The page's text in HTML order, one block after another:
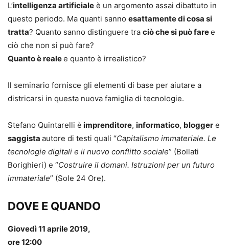
L’intelligenza artificiale è un argomento assai dibattuto in
questo periodo. Ma quanti sanno esattamente di cosa si
tratta? Quanto sanno distinguere tra ciò che si può faree
ciò che non si può fare?
Quanto è realee quanto è irrealistico?
Il seminario fornisce gli elementi di base per aiutare a
districarsi in questa nuova famiglia di tecnologie.
Stefano Quintarelli è imprenditore, informatico, blogger e
saggista autore di testi quali “Capitalismo immateriale. Le
tecnologie digitali e il nuovo conflitto sociale” (Bollati
Borighieri) e “Costruire il domani. Istruzioni per un futuro
immateriale” (Sole 24 Ore).
DOVE E QUANDO
Giovedì 11 aprile 2019,
ore 12:00